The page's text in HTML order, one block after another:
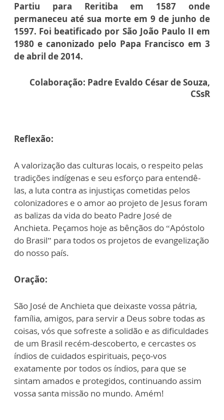
Partiu para Reritiba em 1587 onde
permaneceu até sua morte em 9 de junho de
1597. Foi beatificado por São João Paulo II em
1980 e canonizado pelo Papa Francisco em 3
de abril de 2014.
Colaboração: Padre Evaldo César de Souza,
CSsR
Reflexão:
A valorização das culturas locais, o respeito pelas
tradições indígenas e seu esforço para entendê-
las, a luta contra as injustiças cometidas pelos
colonizadores e o amor ao projeto de Jesus foram
as balizas da vida do beato Padre José de
Anchieta. Peçamos hoje as bênçãos do “Apóstolo
do Brasil” para todos os projetos de evangelização
do nosso país.
Oração:
São José de Anchieta que deixaste vossa pátria,
família, amigos, para servir a Deus sobre todas as
coisas, vós que sofreste a solidão e as dificuldades
de um Brasil recém-descoberto, e cercastes os
índios de cuidados espirituais, peço-vos
exatamente por todos os índios, para que se
sintam amados e protegidos, continuando assim
vossa santa missão no mundo. Amém!